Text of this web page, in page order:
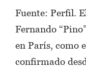
Fuente: Perfil.
Fernando
en París, como
confirmado